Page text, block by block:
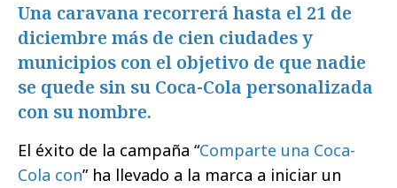
Una caravana recorrerá hasta el 21 de
diciembre más de cien ciudades y
municipios con el objetivo de que nadie
se quede sin su Coca-Cola personalizada
con su nombre.
El éxito de la campaña “Comparte una Coca-
Cola con” ha llevado a la marca a iniciar un